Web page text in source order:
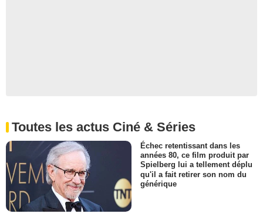
Toutes les actus Ciné & Séries
Échec retentissant dans les
années 80, ce film produit par
Spielberg lui a tellement déplu
qu'il a fait retirer son nom du
générique